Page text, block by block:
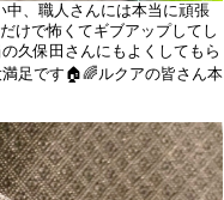
中、職人さんには本当に頑張
けで怖くてギブアップしてし
久保田さんにもよくしてもら
足です🏠🌈ルクアの皆さん本